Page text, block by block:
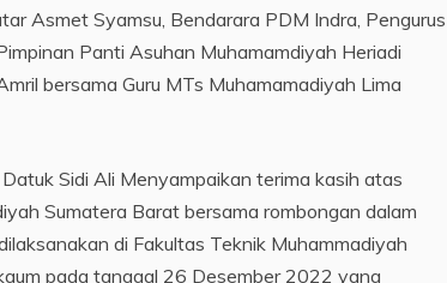
Asmet Syamsu, Bendarara PDM Indra, Pengurus
Panti Asuhan Muhamamdiyah Heriadi
bersama Guru MTs Muhamamadiyah Lima
Sidi Ali Menyampaikan terima kasih atas
Sumatera Barat bersama rombongan dalam
di Fakultas Teknik Muhammadiyah
pada tanggal 26 Desember 2022 yang